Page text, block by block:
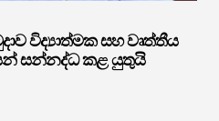
විද්‍යාත්මක සහ වෘත්තීය
සන්නද්ධ කළ යුතුයි